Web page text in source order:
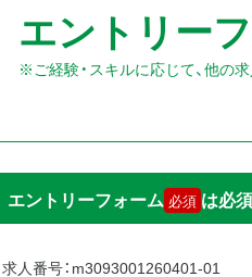
エントリー
※ご経験・スキルに応じて、他の
エントリーフォーム 必須 は必
求人番号：m3093001260401-01